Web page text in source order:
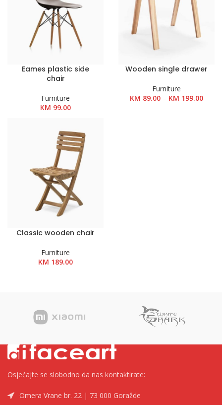
Eames plastic side
chair
Furniture
KM 99.00
Wooden single drawer
Furniture
KM 89.00 – KM 199.00
Classic wooden chair
Furniture
KM 189.00
Osjećajte se slobodno da nas kontaktirate:
Omera Vrane br. 22 | 73 000 Goražde